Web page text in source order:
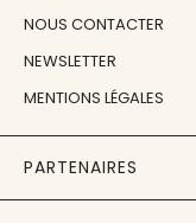
NOUS CONTACTER
NEWSLETTER
MENTIONS LÉGALES
PARTENAIRES